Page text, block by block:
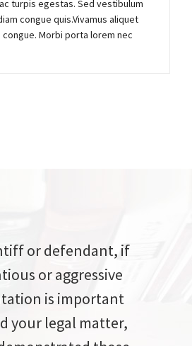
turpis egestas. Sed vestibulum
congue quis.Vivamus aliquet
Morbi porta lorem nec
or defendant, if
or aggressive
is important
your legal matter,